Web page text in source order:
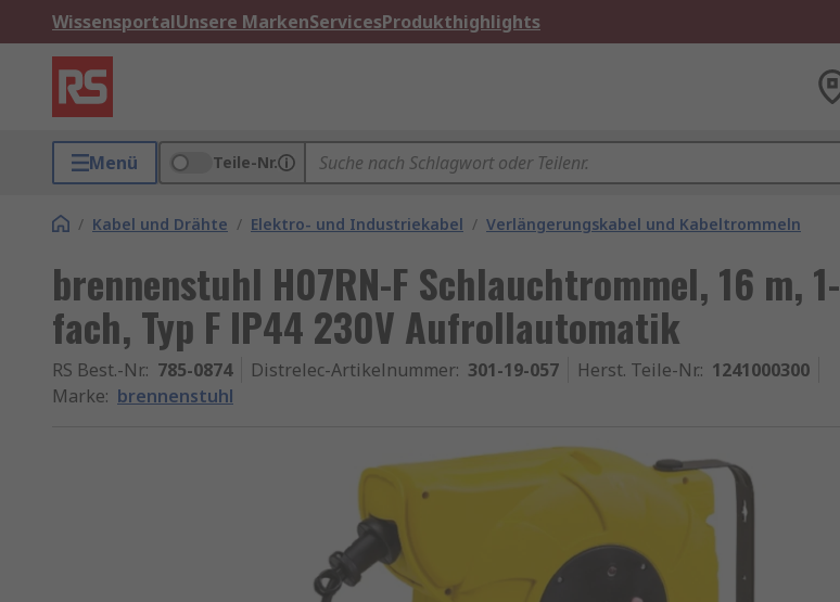
WissensportalUnsere MarkenServicesProdukthighlights
Menü Teile-Nr.
/ Kabel und Drähte / Elektro- und Industriekabel / Verlängerungskabel und Kabeltrommeln
brennenstuhl H07RN-F Schlauchtrommel, 16 m, 1-
fach, Typ F IP44 230V Aufrollautomatik
RS Best.-Nr.: 785-0874 Distrelec-Artikelnummer: 301-19-057 Herst. Teile-Nr.: 1241000300
Marke: brennenstuhl